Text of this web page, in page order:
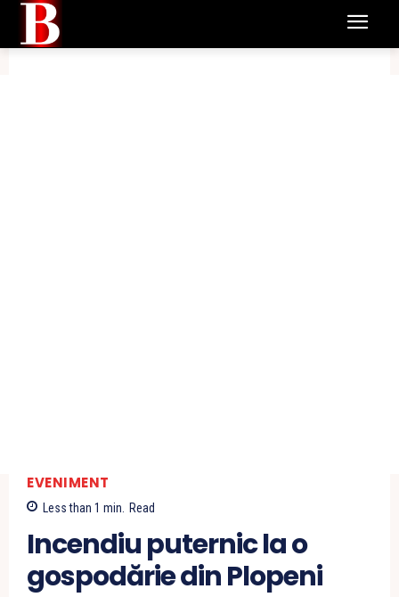
EVENIMENT
Less than 1 min. Read
Incendiu puternic la o
gospodărie din Plopeni